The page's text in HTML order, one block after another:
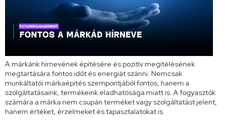
A márkánk hírnevének építésére és pozitív megítélésének
megtartására fontos időt és energiát szánni. Nemcsak
munkáltatói márkaépítés szempontjából fontos, hanem a
szolgáltatásaink, termékeink eladhatósága miatt is. A fogyasztók
számára a márka nem csupán terméket vagy szolgáltatást jelent,
hanem értéket, érzelmeket és tapasztalatokat is.